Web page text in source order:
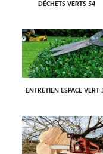
DÉCHETS VERTS 54
ENTRETIEN ESPACE VERT